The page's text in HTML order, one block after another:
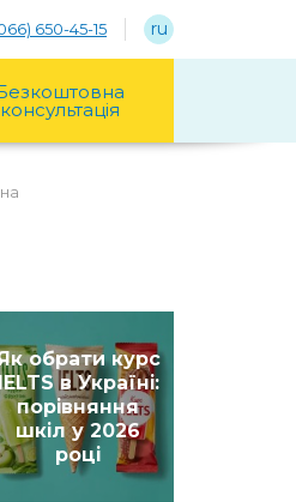
650-45-15 ru
консультація
обрати курс
IELTS в Україні:
порівняння
шкіл у 2026
році